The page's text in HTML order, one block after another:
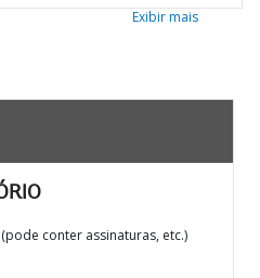
Exibir mais
conter assinaturas, etc.)